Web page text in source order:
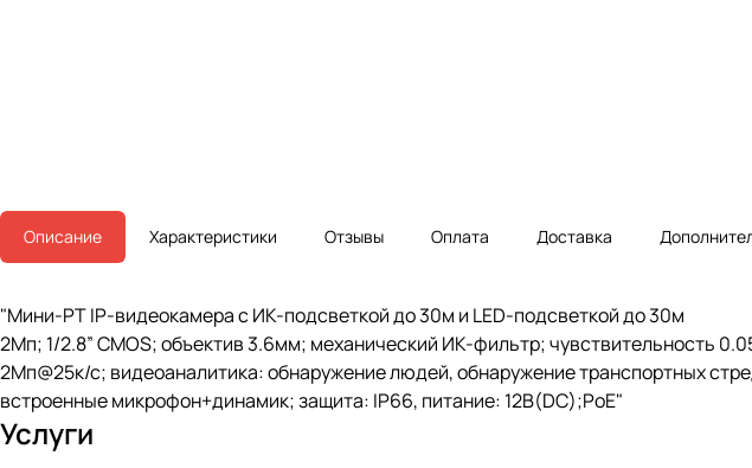
Описание Характеристики Отзывы Оплата Доставка
"Мини-PT IP-видеокамера с ИК-подсветкой до 30м и LED-подсветкой до 30м
2Мп; 1/2.8” CMOS; объектив 3.6мм; механический ИК-фильтр; чувствительность
2Мп@25к/с; видеоаналитика: обнаружение людей, обнаружение транспортных
встроенные микрофон+динамик; защита: IP66, питание: 12В(DC);PoE"
Услуги